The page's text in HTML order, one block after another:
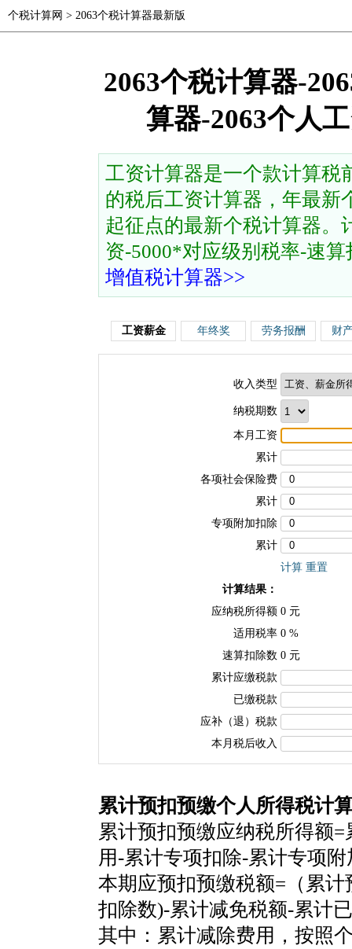
个税计算网 > 2063个税计算器最新版
2063个税计算器-
算器-2063个人
工资计算器是一个款计算税
的税后工资计算器，年最新
起征点的最新个税计算器。
资-5000*对应级别税率-速
增值税计算器>>
工资薪金 年终奖 劳务报酬 财
收入类型
纳税期数
本月工资
累计
各项社会保险费
累计
专项附加扣除
累计
计算 重置
计算结果：
应纳税所得额 0 元
适用税率 0 %
速算扣除数 0 元
累计应缴税款
已缴税款
应补（退）税款
本月税后收入
累计预扣预缴个人所得税计
累计预扣预缴应纳税所得额
用-累计专项扣除-累计专项
本期应预扣预缴税额=（累
扣除数)-累计减免税额-累计
其中：累计减除费用，按照